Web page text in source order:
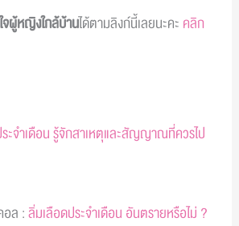
จผู้หญิงใกล้บ้านได้ตามลิงก์นี้เลยนะคะ คลิก
ะจำเดือน รู้จักสาเหตุและสัญญาณที่ควรไป
อล :ลิ่มเลือดประจำเดือน อันตรายหรือไม่ ?